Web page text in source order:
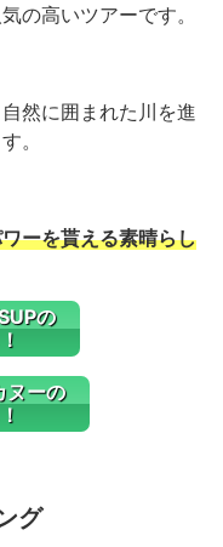
の高いツアーです。
然に囲まれた川を進
。
ーを貰える素晴らし
の
ヌーの
グ